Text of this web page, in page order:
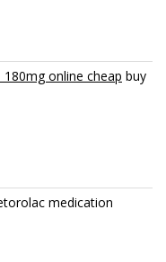
online cheap buy
medication